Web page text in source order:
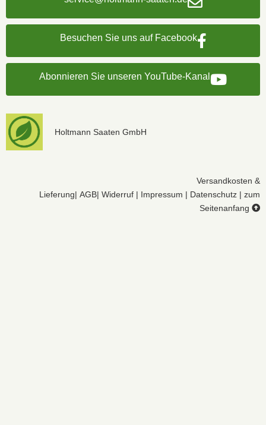
Besuchen Sie uns auf Facebook
Abonnieren Sie unseren YouTube-Kanal
Holtmann Saaten GmbH
Versandkosten &
Lieferung| AGB| Widerruf | Impressum | Datenschutz | zum
Seitenanfang